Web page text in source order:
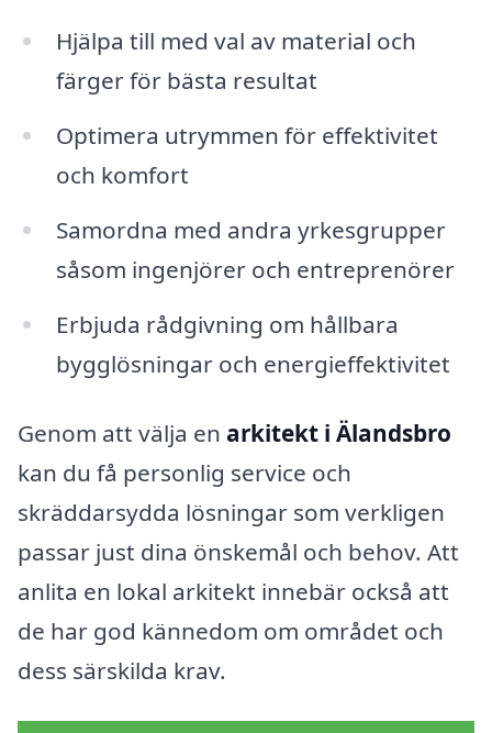
Hjälpa till med val av material och
färger för bästa resultat
Optimera utrymmen för effektivitet
och komfort
Samordna med andra yrkesgrupper
såsom ingenjörer och entreprenörer
Erbjuda rådgivning om hållbara
bygglösningar och energieffektivitet
Genom att välja en arkitekt i Älandsbro
kan du få personlig service och
skräddarsydda lösningar som verkligen
passar just dina önskemål och behov. Att
anlita en lokal arkitekt innebär också att
de har god kännedom om området och
dess särskilda krav.